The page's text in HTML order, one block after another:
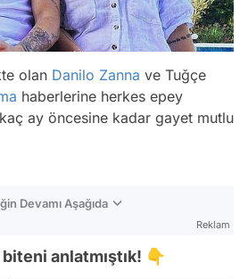
olan Danilo Zanna ve Tuğçe
haberlerine herkes epey
ay öncesine kadar gayet mutlu
Devamı Aşağıda
Reklam
anlatmıştık! 👇